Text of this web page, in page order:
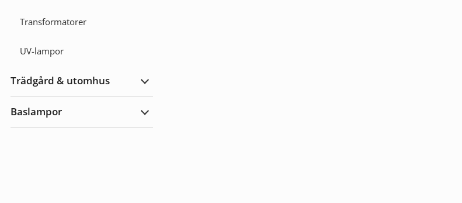
Transformatorer
UV-lampor
Trädgård & utomhus
Expandera
utomhus
Baslampor
Expandera